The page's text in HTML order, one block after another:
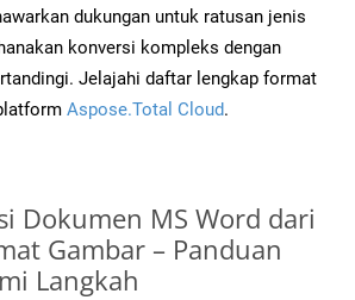
dukungan untuk ratusan jenis
konversi kompleks dengan
Jelajahi daftar lengkap format
Aspose.Total Cloud.
Dokumen MS Word dari
Gambar – Panduan
Langkah